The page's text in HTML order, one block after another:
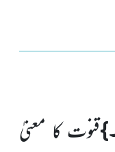
قنوت کا معنیٰ